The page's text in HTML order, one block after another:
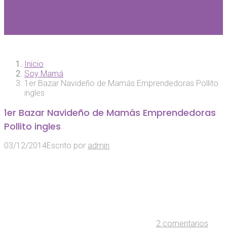
Inicio
Soy Mamá
1er Bazar Navideño de Mamás Emprendedoras Pollito
ingles
1er Bazar Navideño de Mamás Emprendedoras
Pollito ingles
03/12/2014Escrito por admin
2 comentarios